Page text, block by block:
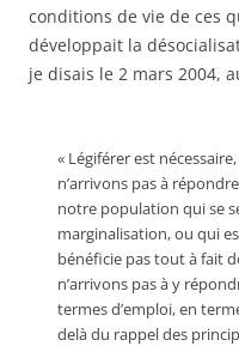
conditions de vie de ces
développait la
je disais le 2 mars 2004,
« Légiférer est
n’arrivons pas à
notre population qui se
marginalisation, ou qui
bénéficie pas tout à fait
n’arrivons pas à y
termes d’emploi, en
delà du rappel des